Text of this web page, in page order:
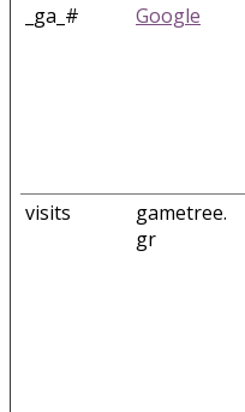
_ga_# Google
visits
gametree.
gr